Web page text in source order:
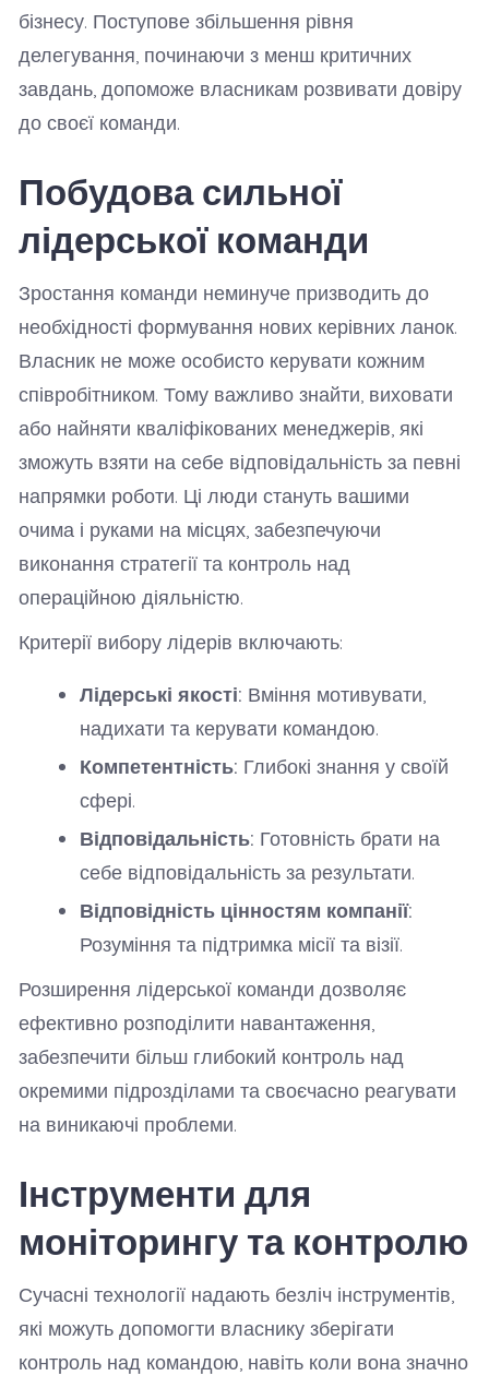
бізнесу. Поступове збільшення рівня
делегування, починаючи з менш критичних
завдань, допоможе власникам розвивати довіру
до своєї команди.
Побудова сильної
лідерської команди
Зростання команди неминуче призводить до
необхідності формування нових керівних ланок.
Власник не може особисто керувати кожним
співробітником. Тому важливо знайти, виховати
або найняти кваліфікованих менеджерів, які
зможуть взяти на себе відповідальність за певні
напрямки роботи. Ці люди стануть вашими
очима і руками на місцях, забезпечуючи
виконання стратегії та контроль над
операційною діяльністю.
Критерії вибору лідерів включають:
Лідерські якості: Вміння мотивувати,
надихати та керувати командою.
Компетентність: Глибокі знання у своїй
сфері.
Відповідальність: Готовність брати на
себе відповідальність за результати.
Відповідність цінностям компанії:
Розуміння та підтримка місії та візії.
Розширення лідерської команди дозволяє
ефективно розподілити навантаження,
забезпечити більш глибокий контроль над
окремими підрозділами та своєчасно реагувати
на виникаючі проблеми.
Інструменти для
моніторингу та контролю
Сучасні технології надають безліч інструментів,
які можуть допомогти власнику зберігати
контроль над командою, навіть коли вона значно